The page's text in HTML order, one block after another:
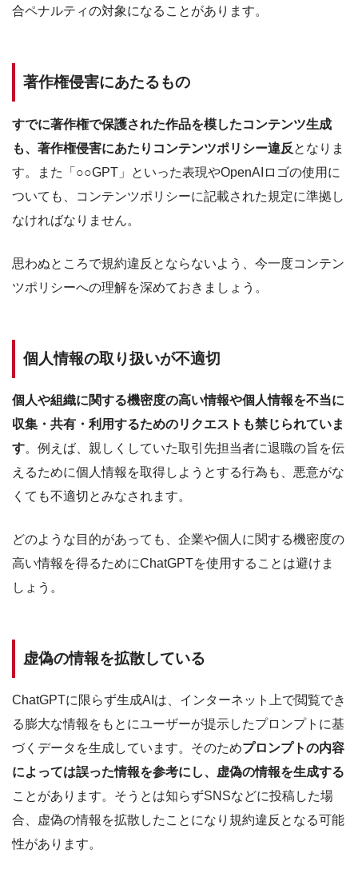
合ペナルティの対象になることがあります。
著作権侵害にあたるもの
すでに著作権で保護された作品を模したコンテンツ生成
も、著作権侵害にあたりコンテンツポリシー違反 となりま
す。また「○○GPT」といった表現やOpenAIロゴの使用に
ついても、コンテンツポリシーに記載された規定に準拠し
なければなりません。
思わぬところで規約違反とならないよう、今一度コンテン
ツポリシーへの理解を深めておきましょう。
個人情報の取り扱いが不適切
個人や組織に関する機密度の高い情報や個人情報を不当に
収集・共有・利用するためのリクエストも禁じられていま
す。例えば、親しくしていた取引先担当者に退職の旨を伝
えるために個人情報を取得しようとする行為も、悪意がな
くても不適切とみなされます。
どのような目的があっても、企業や個人に関する機密度の
高い情報を得るためにChatGPTを使用することは避けま
しょう。
虚偽の情報を拡散している
ChatGPTに限らず生成AIは、インターネット上で閲覧でき
る膨大な情報をもとにユーザーが提示したプロンプトに基
づくデータを生成しています。そのためプロンプトの内容
によっては誤った情報を参考にし、虚偽の情報を生成する
ことがあります。そうとは知らずSNSなどに投稿した場
合、虚偽の情報を拡散したことになり規約違反となる可能
性があります。